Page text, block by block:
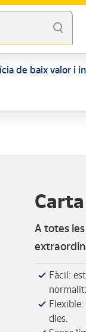
de baix valor i
A totes
Fàcil:
dies.